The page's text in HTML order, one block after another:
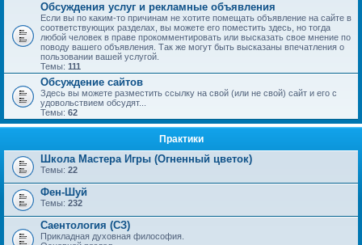
Обсуждения услуг и рекламные объявления
Если вы по каким-то причинам не хотите помещать объявление на сайте в
соответствующих разделах, вы можете его поместить здесь, но тогда
любой человек в праве прокомментировать или высказать свое мнение по
поводу вашего объявления. Так же могут быть высказаны впечатления о
пользовании вашей услугой.
Темы: 111
Обсуждение сайтов
Здесь вы можете разместить ссылку на свой (или не свой) сайт и его с
удовольствием обсудят...
Темы: 62
Практики
Школа Мастера Игры (Огненный цветок)
Темы: 22
Фен-Шуй
Темы: 232
Саентология (СЗ)
Прикладная духовная философия.